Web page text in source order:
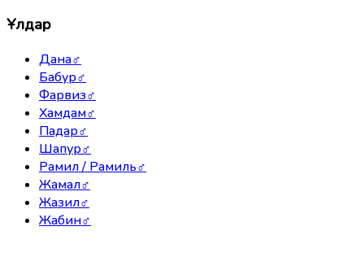
Ұлдар
Дана♂
Бабур♂
Фарвиз♂
Хамдам♂
Падар♂
Шапур♂
Рамил / Рамиль♂
Жамал♂
Жазил♂
Жабин♂